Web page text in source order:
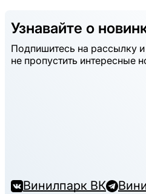
Узнавайте о
Подпишитесь на рассылку
не пропустить интересные
Винилпарк ВК